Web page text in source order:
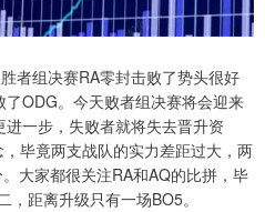
者组决赛RA零封击败了势头很好
ODG。今天败者组决赛将会迎来
一步，失败者就将失去晋升资
毕竟两支战队的实力差距过大，两
大家都很关注RA和AQ的比拼，毕
距离升级只有一场BO5。